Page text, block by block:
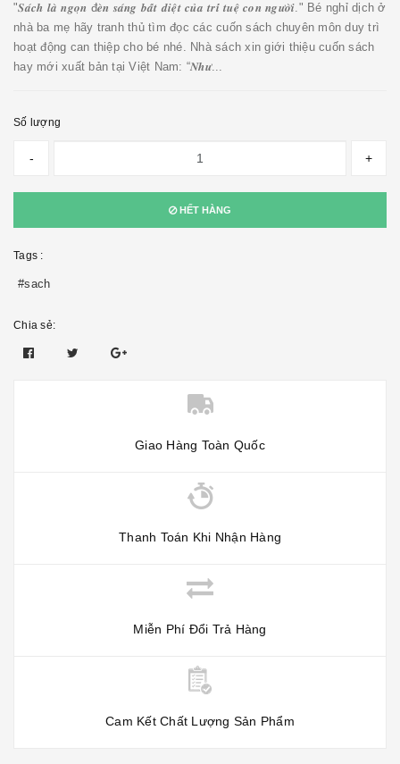
"𝑺𝒂́𝒄𝒉 𝒍𝒂̀ 𝒏𝒈𝒐̣𝒏 đ𝒆̀𝒏 𝒔𝒂́𝒏𝒈 𝒃𝒂̂́𝒕 𝒅𝒊𝒆̣̂𝒕 𝒄𝒖̉𝒂 𝒕𝒓𝒊́ 𝒕𝒖𝒆̣̂ 𝒄𝒐𝒏 𝒏𝒈𝒖̛𝒐̛̀𝒊." Bé nghỉ dịch ở
nhà ba mẹ hãy tranh thủ tìm đọc các cuốn sách chuyên môn duy trì
hoạt động can thiệp cho bé nhé. Nhà sách xin giới thiệu cuốn sách
hay mới xuất bản tại Việt Nam: “𝑵𝒉𝒖̛...
Số lượng
- +
HẾT HÀNG
Tags :
#sach
Chia sẻ:
Giao Hàng Toàn Quốc
Thanh Toán Khi Nhận Hàng
Miễn Phí Đổi Trả Hàng
Cam Kết Chất Lượng Sản Phẩm